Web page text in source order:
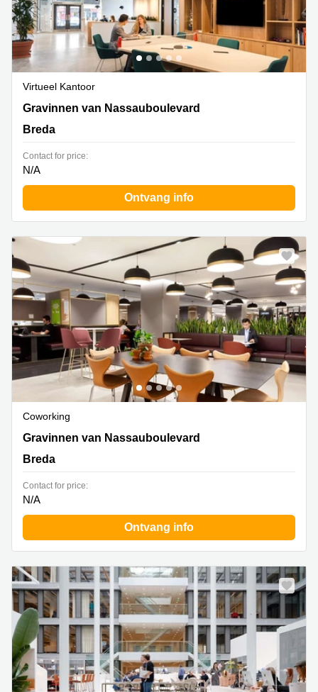
Virtueel Kantoor
Gravinnen van Nassauboulevard 4, Breda
Gravinnen van Nassauboulevard
Breda
Contact for price:
N/A
Ontvang info
Coworking
Gravinnen van Nassauboulevard 4, Breda
Gravinnen van Nassauboulevard
Breda
Contact for price:
N/A
Ontvang info